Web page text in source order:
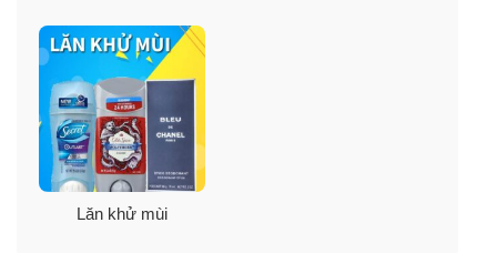
mùi Secret Clear Gel dành cho các bạn nữ với công
dụng chính là khử mùi & ngăn tiết mồ hôi dưới cánh tay.
Secret Clear Gel không mùi được khá nhiều bạn
Lăn khử mùi